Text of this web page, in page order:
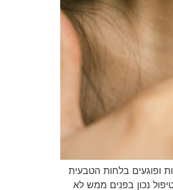
ופוגעים בלחות הטבעית
נכון בפנים ממש לא